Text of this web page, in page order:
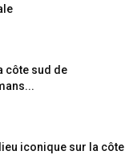
côte sud de
iconique sur la côte